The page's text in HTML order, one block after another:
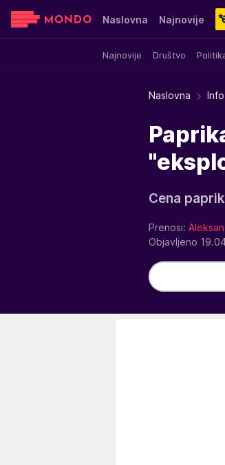
Naslovna Najnovije
Najnovije Društvo
Sensa Stvar ukusa
Naslovna Info
Cena
Prenosi:
Objavljeno